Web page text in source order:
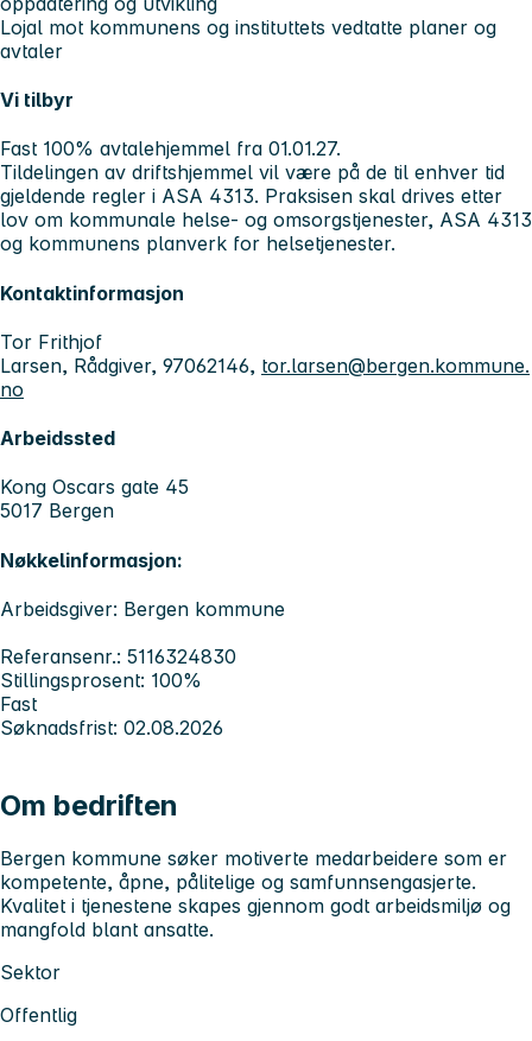
Lojal mot kommunens og instituttets vedtatte planer og
avtaler
Vi tilbyr
Fast 100% avtalehjemmel fra 01.01.27.
Tildelingen av driftshjemmel vil være på de til enhver tid
gjeldende regler i ASA 4313. Praksisen skal drives etter
lov om kommunale helse- og omsorgstjenester, ASA 4313
og kommunens planverk for helsetjenester.
Kontaktinformasjon
Tor Frithjof
Larsen, Rådgiver, 97062146, tor.larsen@bergen.kommune.
no
Arbeidssted
Kong Oscars gate 45
5017 Bergen
Nøkkelinformasjon:
Arbeidsgiver: Bergen kommune
Referansenr.: 5116324830
Stillingsprosent: 100%
Fast
Søknadsfrist: 02.08.2026
Om bedriften
Bergen kommune søker motiverte medarbeidere som er
kompetente, åpne, pålitelige og samfunnsengasjerte.
Kvalitet i tjenestene skapes gjennom godt arbeidsmiljø og
mangfold blant ansatte.
Sektor
Offentlig